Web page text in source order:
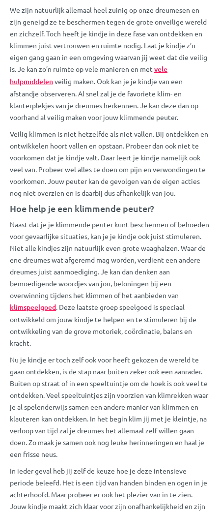
We zijn natuurlijk allemaal heel zuinig op onze dreumesen en
zijn geneigd ze te beschermen tegen de grote onveilige wereld
en zichzelf. Toch heeft je kindje in deze fase van ontdekken en
klimmen juist vertrouwen en ruimte nodig. Laat je kindje z’n
eigen gang gaan in een omgeving waarvan jij weet dat die veilig
is. Je kan zo’n ruimte op vele manieren en met vele
hulpmiddelenveilig maken. Ook kan je je kindje van een
afstandje observeren. Al snel zal je de favoriete klim- en
klauterplekjes van je dreumes herkennen. Je kan deze dan op
voorhand al veilig maken voor jouw klimmende peuter.
Veilig klimmen is niet hetzelfde als niet vallen. Bij ontdekken en
ontwikkelen hoort vallen en opstaan. Probeer dan ook niet te
voorkomen dat je kindje valt. Daar leert je kindje namelijk ook
veel van. Probeer wel alles te doen om pijn en verwondingen te
voorkomen. Jouw peuter kan de gevolgen van de eigen acties
nog niet overzien en is daarbij dus afhankelijk van jou.
Hoe help je een klimmende peuter?
Naast dat je je klimmende peuter kunt beschermen of behoeden
voor gevaarlijke situaties, kan je je kindje ook juist stimuleren.
Niet alle kindjes zijn natuurlijk even grote waaghalzen. Waar de
ene dreumes wat afgeremd mag worden, verdient een andere
dreumes juist aanmoediging. Je kan dan denken aan
bemoedigende woordjes van jou, beloningen bij een
overwinning tijdens het klimmen of het aanbieden van
klimspeelgoed. Deze laatste groep speelgoed is speciaal
ontwikkeld om jouw kindje te helpen en te stimuleren bij de
ontwikkeling van de grove motoriek, coördinatie, balans en
kracht.
Nu je kindje er toch zelf ook voor heeft gekozen de wereld te
gaan ontdekken, is de stap naar buiten zeker ook een aanrader.
Buiten op straat of in een speeltuintje om de hoek is ook veel te
ontdekken. Veel speeltuintjes zijn voorzien van klimrekken waar
je al spelenderwijs samen een andere manier van klimmen en
klauteren kan ontdekken. In het begin klim jij met je kleintje, na
verloop van tijd zal je dreumes het allemaal zelf willen gaan
doen. Zo maak je samen ook nog leuke herinneringen en haal je
een frisse neus.
In ieder geval heb jij zelf de keuze hoe je deze intensieve
periode beleefd. Het is een tijd van handen binden en ogen in je
achterhoofd. Maar probeer er ook het plezier van in te zien.
Jouw kindje maakt zich klaar voor zijn onafhankelijkheid en zijn